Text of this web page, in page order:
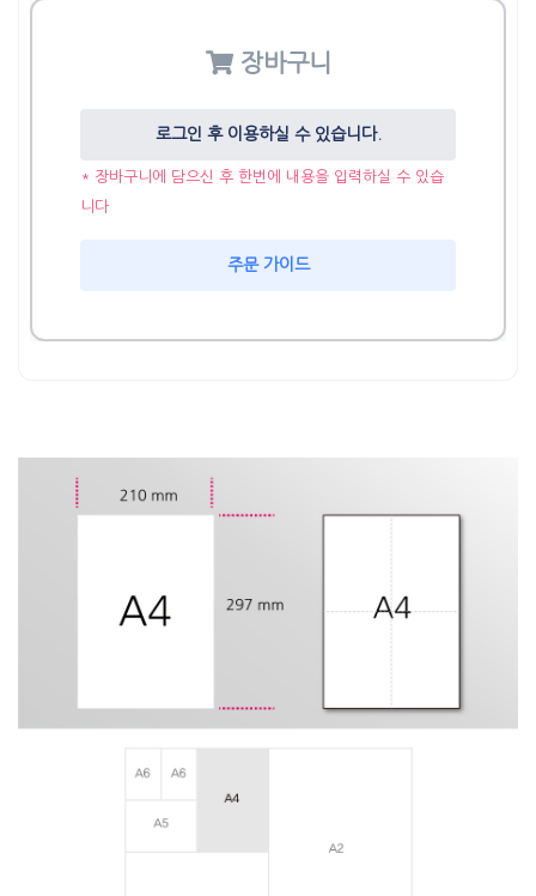
장바구니
로그인 후 이용하실 수 있습니다.
* 장바구니에 담으신 후 한번에 내용을 입력하실 수 있습
니다
주문 가이드